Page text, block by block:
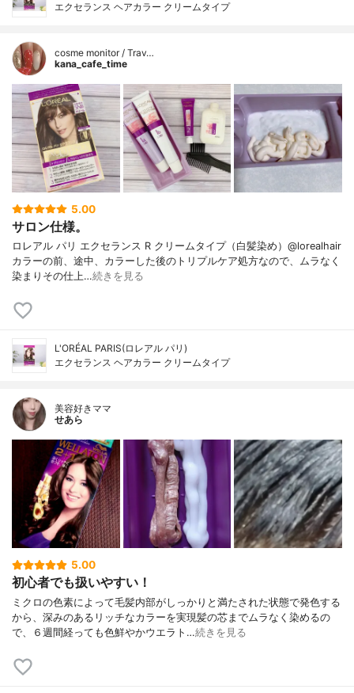
エクセランス ヘアカラー クリームタイプ
cosme monitor / Trav…
kana_cafe_time
5.00
サロン仕様。
ロレアル パリ エクセランス R クリームタイプ（白髪染め）@lorealhair
カラーの前、途中、カラーした後のトリプルケア処方なので、ムラなく
染まりその仕上…続きを見る
L'ORÉAL PARIS(ロレアル パリ)
エクセランス ヘアカラー クリームタイプ
美容好きママ
せあら
5.00
初心者でも扱いやすい！
ミクロの色素によって毛髪内部がしっかりと満たされた状態で発色する
から、深みのあるリッチなカラーを実現髪の芯までムラなく染めるの
で、６週間経っても色鮮やかウエラト…続きを見る